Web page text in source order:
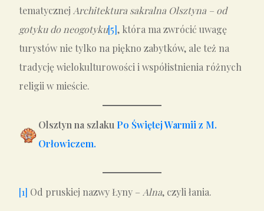
tematycznej Architektura sakralna Olsztyna – od
gotyku do neogotyku[5], która ma zwrócić uwagę
turystów nie tylko na piękno zabytków, ale też na
tradycję wielokulturowości i współistnienia różnych
religii w mieście.
Olsztyn na szlaku Po Świętej Warmii z M.
Orłowiczem.
[1] Od pruskiej nazwy Łyny – Alna, czyli łania.